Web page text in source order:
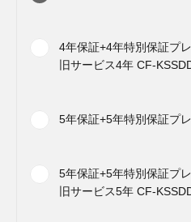
4年保証+4年特別保証プ
旧サービス4年 CF-
5年保証+5年特別保証プ
5年保証+5年特別保証プ
旧サービス5年 CF-